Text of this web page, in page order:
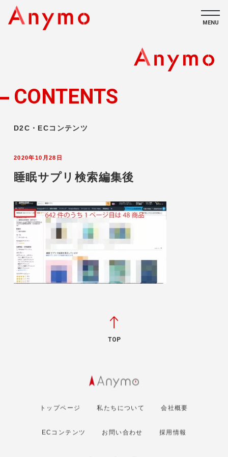
私たちについて
CONTACT
MENU
CONTENTS
D2C・ECコンテンツ
2020年10月28日
睡眠サプリ検索編集後
TOP
トップページ 私たちについて 会社概要
ECコンテンツ お問い合わせ 採用情報